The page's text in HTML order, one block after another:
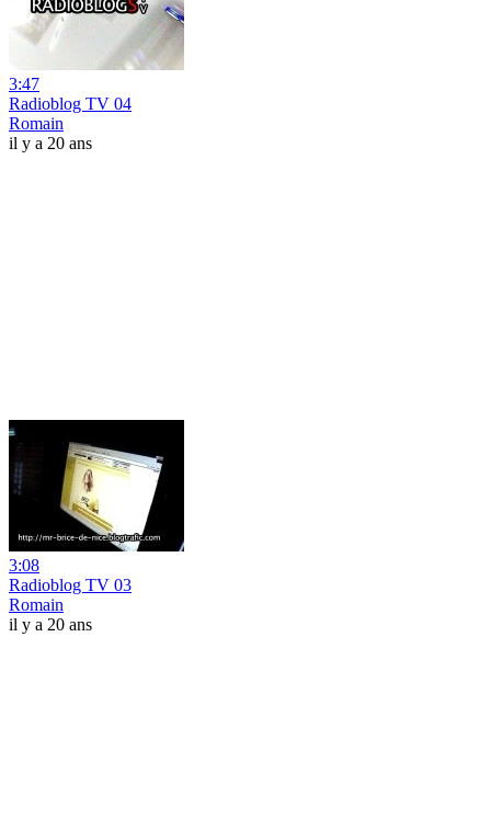
3:47
Radioblog TV 04
Romain
il y a 20 ans
3:08
Radioblog TV 03
Romain
il y a 20 ans